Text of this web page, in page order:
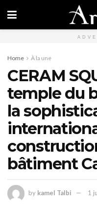
Home À la une
CERAM
temple du
la
bâtiment
by kamel Talbi 1